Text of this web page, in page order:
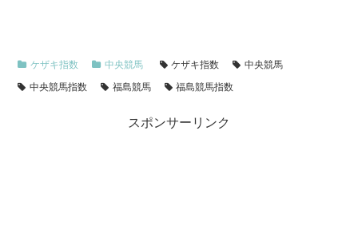
ケザキ指数 中央競馬 ケザキ指数
中央競馬
中央競馬指数
福島競馬 福島競馬指数
スポンサーリンク